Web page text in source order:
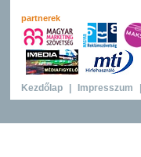
partnerek
Kezdőlap Impresszum